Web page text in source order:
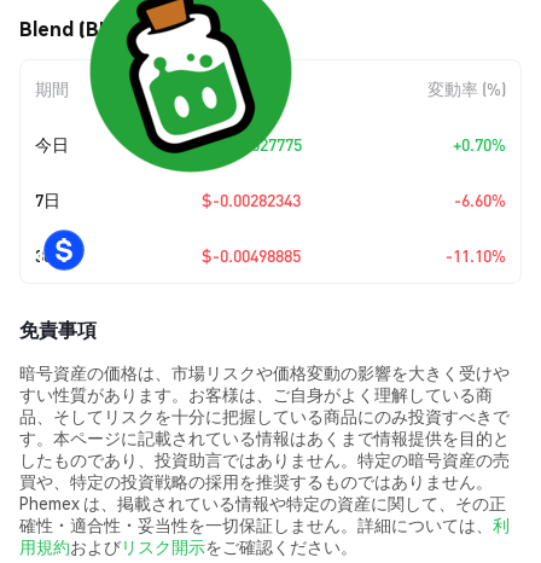
Blend (BLND) の価格変動
期間 金額変動 変動率 (%)
今日 +$0.00027775 +0.70%
7日 $-0.00282343 -6.60%
30日 $-0.00498885 -11.10%
免責事項
暗号資産の価格は、市場リスクや価格変動の影響を大きく受けや
すい性質があります。お客様は、ご自身がよく理解している商
品、そしてリスクを十分に把握している商品にのみ投資すべきで
す。本ページに記載されている情報はあくまで情報提供を目的と
したものであり、投資助言ではありません。特定の暗号資産の売
買や、特定の投資戦略の採用を推奨するものではありません。
Phemex は、掲載されている情報や特定の資産に関して、その正
確性・適合性・妥当性を一切保証しません。詳細については、 利
用規約およびリスク開示をご確認ください。